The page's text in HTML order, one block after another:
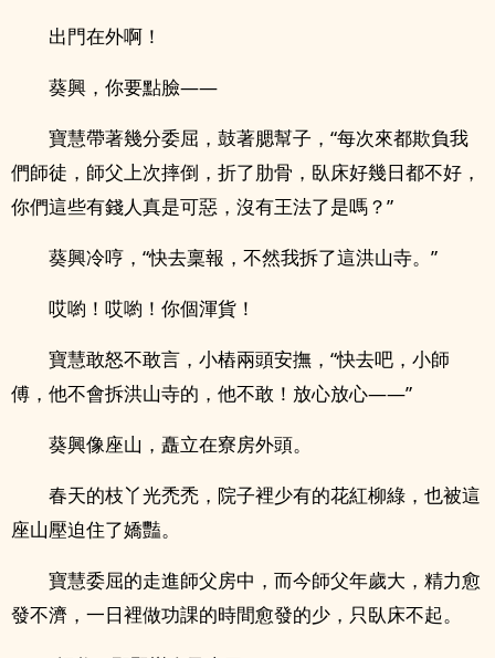
出門在外啊！
葵興，你要點臉——
寶慧帶著幾分委屈，鼓著腮幫子，“每次來都欺負我
們師徒，師父上次摔倒，折了肋骨，臥床好幾日都不好，
你們這些有錢人真是可惡，沒有王法了是嗎？”
葵興冷哼，“快去稟報，不然我拆了這洪山寺。”
哎喲！哎喲！你個渾貨！
寶慧敢怒不敢言，小樁兩頭安撫，“快去吧，小師
傅，他不會拆洪山寺的，他不敢！放心放心——”
葵興像座山，矗立在寮房外頭。
春天的枝丫光禿禿，院子裡少有的花紅柳綠，也被這
座山壓迫住了嬌豔。
寶慧委屈的走進師父房中，而今師父年歲大，精力愈
發不濟，一日裡做功課的時間愈發的少，只臥床不起。